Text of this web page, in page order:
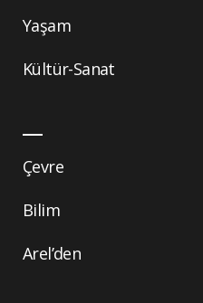
Yaşam
Kültür-Sanat
Çevre
Bilim
Arel’den